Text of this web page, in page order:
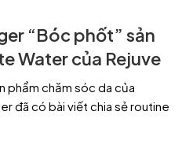
“Bóc phốt” sản
Water của Rejuve
phẩm chăm sóc da của
đã có bài viết chia sẻ routine